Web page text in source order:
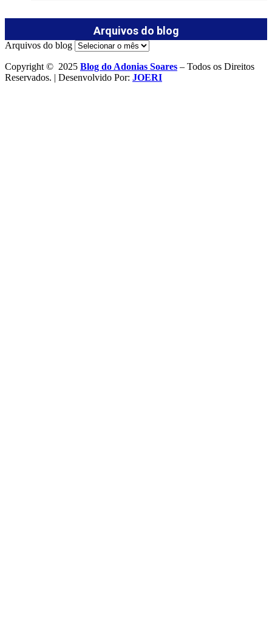
Arquivos do blog
Arquivos do blog
Copyright © 2025 Blog do Adonias Soares – Todos os Direitos
Reservados. | Desenvolvido Por: JOERI